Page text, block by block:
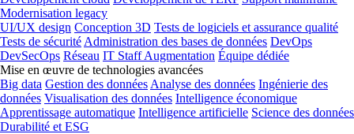
Modernisation legacy
UI/UX design Conception 3D Tests de logiciels et assurance qualité
Tests de sécurité Administration des bases de données DevOps
DevSecOps Réseau IT Staff Augmentation Équipe dédiée
Mise en œuvre de technologies avancées
Big data Gestion des données Analyse des données Ingénierie des
données Visualisation des données Intelligence économique
Apprentissage automatique Intelligence artificielle Science des données
Durabilité et ESG